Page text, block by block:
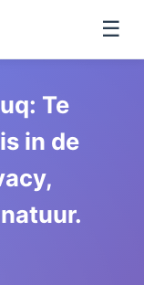
☰
Te
in de